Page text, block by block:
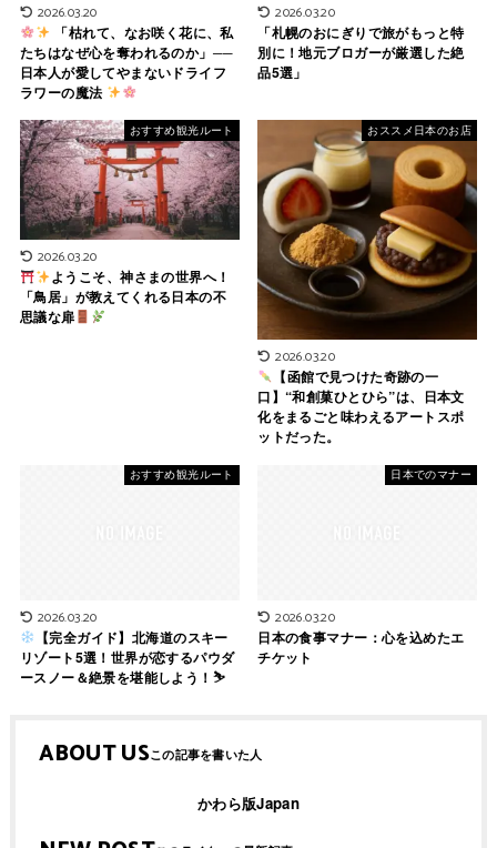
2026.03.20
「枯れて、なお咲く花に、私
たちはなぜ心を奪われるのか」──
日本人が愛してやまないドライフ
ラワーの魔法
2026.03.20
「札幌のおにぎりで旅がもっと特
別に！地元ブロガーが厳選した絶
品5選」
おすすめ観光ルート
2026.03.20
ようこそ、神さまの世界へ！
「鳥居」が教えてくれる日本の不
思議な扉
おススメ日本のお店
2026.03.20
【函館で見つけた奇跡の一
口】“和創菓ひとひら”は、日本文
化をまるごと味わえるアートスポ
ットだった。
おすすめ観光ルート
2026.03.20
【完全ガイド】北海道のスキー
リゾート5選！世界が恋するパウダ
ースノー＆絶景を堪能しよう！⛷
日本でのマナー
2026.03.20
日本の食事マナー：心を込めたエ
チケット
ABOUT US
かわら版Japan